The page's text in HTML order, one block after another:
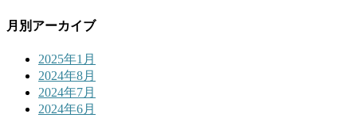
月別アーカイブ
2025年1月
2024年8月
2024年7月
2024年6月